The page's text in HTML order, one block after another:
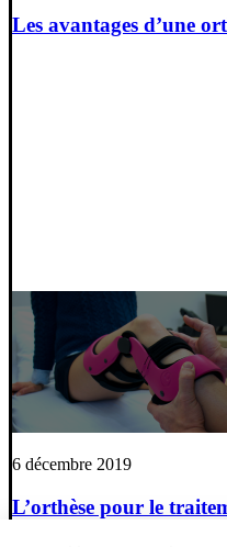
Les avantages d’une
6 décembre 2019
L’orthèse pour le